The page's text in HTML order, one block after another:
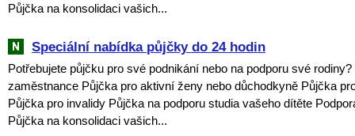
Půjčka na konsolidaci vašich...
Speciální nabídka půjčky do 24 hodin
Potřebujete půjčku pro své podnikání nebo na podporu své
zaměstnance Půjčka pro aktivní ženy nebo důchodkyně Půjčka
Půjčka pro invalidy Půjčka na podporu studia vašeho dítěte
Půjčka na konsolidaci vašich...